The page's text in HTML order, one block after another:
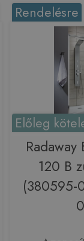
Rendelésre
Előleg
Radaway
120 B
(380595-